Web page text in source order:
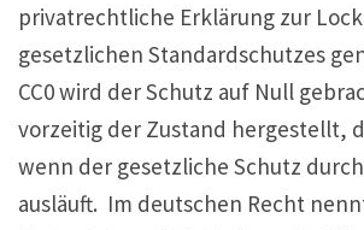
privatrechtliche Erklärung zur
gesetzlichen Standardschutzes
CC0 wird der Schutz auf Null
vorzeitig der Zustand hergestellt,
wenn der gesetzliche Schutz
ausläuft. Im deutschen Recht